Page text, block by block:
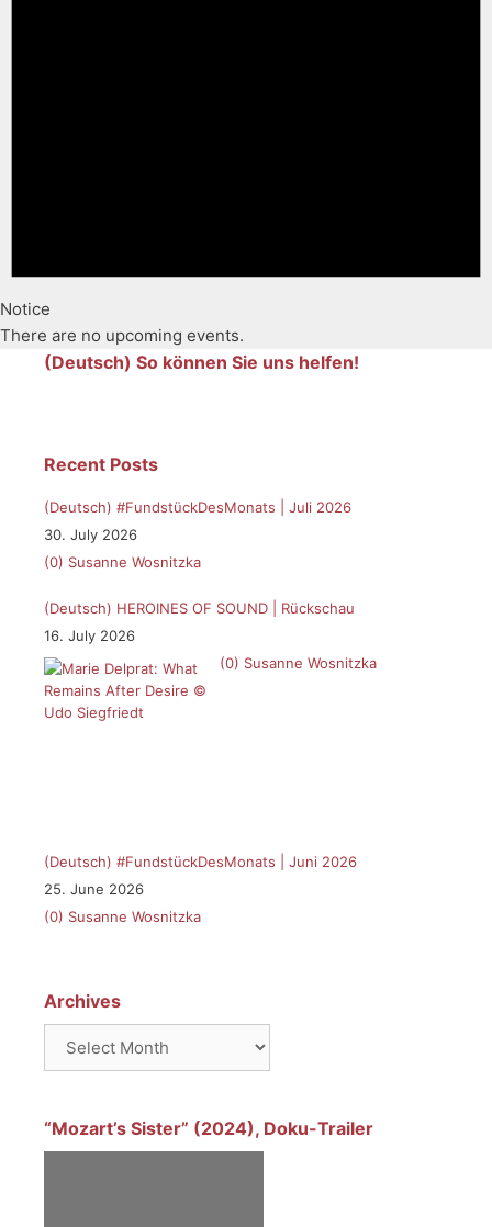
Notice
There are no upcoming events.
(Deutsch) So können Sie uns helfen!
Recent Posts
(Deutsch) #FundstückDesMonats | Juli 2026
30. July 2026
(0) Susanne Wosnitzka
(Deutsch) HEROINES OF SOUND | Rückschau
16. July 2026
(0) Susanne Wosnitzka
(Deutsch) #FundstückDesMonats | Juni 2026
25. June 2026
(0) Susanne Wosnitzka
Archives
“Mozart’s Sister” (2024), Doku-Trailer